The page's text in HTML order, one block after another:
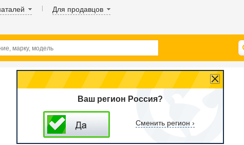
Для продавцов
Ваш регион Россия?
Сменить регион ›